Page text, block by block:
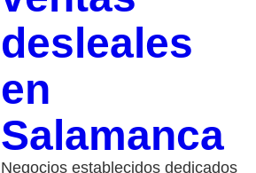
desleales
en
Salamanca
Negocios establecidos dedicados